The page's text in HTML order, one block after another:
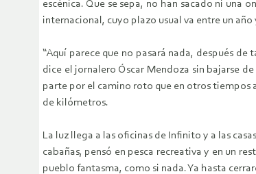
escénica. Que se sepa, no han sacado ni
internacional, cuyo plazo usual va entre un año
“Aquí parece que no pasará nada, después
dice el jornalero Óscar Mendoza sin bajarse
parte por el camino roto que en otros tiempos
de kilómetros.
La luz llega a las oficinas de Infinito y a las
cabañas, pensó en pesca recreativa y en un
pueblo fantasma, como si nada. Ya hasta